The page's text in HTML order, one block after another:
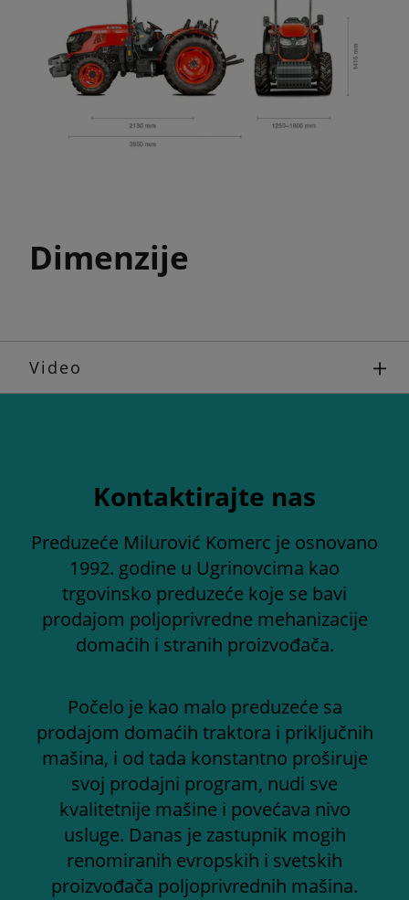
Dimenzije
Video
Kontaktirajte nas
Preduzeće Milurović Komerc je osnovano
1992. godine u Ugrinovcima kao
trgovinsko preduzeće koje se bavi
prodajom poljoprivredne mehanizacije
domaćih i stranih proizvođača.
Počelo je kao malo preduzeće sa
prodajom domaćih traktora i priključnih
mašina, i od tada konstantno proširuje
svoj prodajni program, nudi sve
kvalitetnije mašine i povećava nivo
usluge. Danas je zastupnik mogih
renomiranih evropskih i svetskih
proizvođača poljoprivrednih mašina.